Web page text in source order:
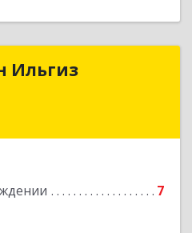
Ильгиз
7
Ильгиз
Подробнее